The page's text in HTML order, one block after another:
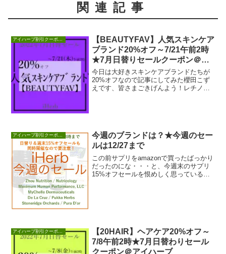
関連記事
【BEAUTYFAV】人気スキンケア
ブランド20%オフ～7/21午前2時
★7月日替りセールクーポン＠ア
イハーブ
今日は大好きスキンケアブランドたちが
20%オフなので記事にしてみた櫻田こず
えです、皆さまごきげんよう！レチノー
アイハーブ割引クーポンセール情報
今週のブランドは？★今週のセー
ルは12/27まで
この前サプリをamazonで買ったばっかり
だったのにな・・・と、今週末のサプリ
15%オフセールを恨めしく思っている櫻
アイハーブ割引クーポンセール情報
【20HAIR】ヘアケア20%オフ～
7/8午前2時★7月日替わりセール
クーポン＠アイハーブ